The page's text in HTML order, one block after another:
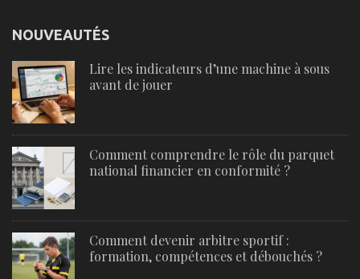
NOUVEAUTÉS
Lire les indicateurs d’une machine à sous
avant de jouer
Comment comprendre le rôle du parquet
national financier en conformité ?
Comment devenir arbitre sportif :
formation, compétences et débouchés ?